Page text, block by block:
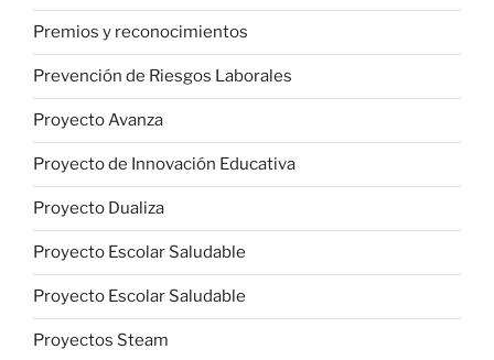
Premios y reconocimientos
Prevención de Riesgos Laborales
Proyecto Avanza
Proyecto de Innovación Educativa
Proyecto Dualiza
Proyecto Escolar Saludable
Proyecto Escolar Saludable
Proyectos Steam